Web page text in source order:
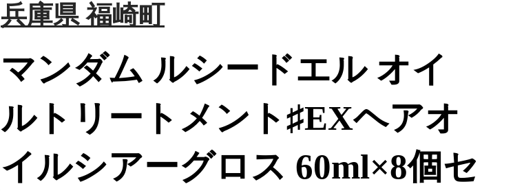
兵庫県 福崎町
マンダム ルシードエル オイ
ルトリートメント♯EXヘアオ
イルシアーグロス 60ml×8個セ